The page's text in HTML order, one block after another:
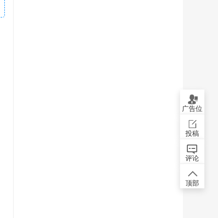
广告位
投稿
评论
顶部